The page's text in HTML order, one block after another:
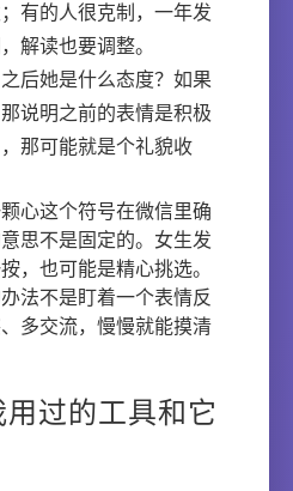
有的人很克制，一年发
解读也要调整。
后她是什么态度？如果
说明之前的表情是积极
那可能就是个礼貌收
心这个符号在微信里确
思不是固定的。女生发
，也可能是精心挑选。
法不是盯着一个表情反
多交流，慢慢就能摸清
过的工具和它